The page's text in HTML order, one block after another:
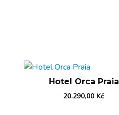
Hotel Orca Praia
20.290,00 Kč